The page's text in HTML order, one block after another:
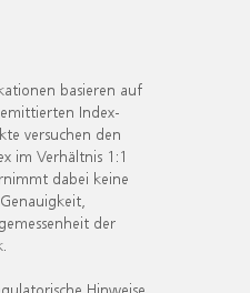
basieren auf
Index-
versuchen den
im Verhältnis 1:1
dabei keine
der